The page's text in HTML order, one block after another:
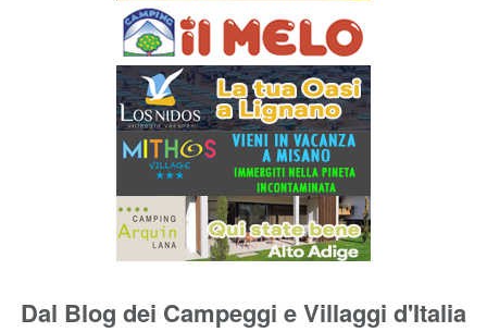
Dal Blog dei Campeggi e Villaggi d'Italia